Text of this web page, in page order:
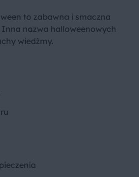
to zabawna i smaczna
nazwa halloweenowych
wiedźmy.